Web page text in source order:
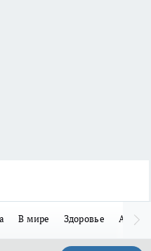
В мире Здоровье Авто